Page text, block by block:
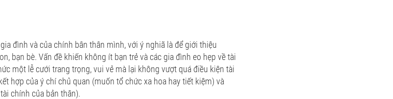
đình và của chính bân thân mình, với ý nghiã là để giới thiệu
bạn bè. Vấn đề khiến không ít bạn trẻ và các gia đình eo hẹp về tài
một lễ cưới trang trọng, vui vẻ mà lại không vượt quá điều kiện tài
hợp của ý chí chủ quan (muốn tổ chức xa hoa hay tiết kiệm) và
chính của bản thân).